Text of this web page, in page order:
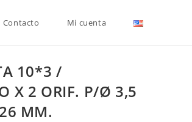
Contacto Mi cuenta
10*3 /
X 2 ORIF. P/Ø 3,5
MM.